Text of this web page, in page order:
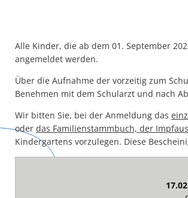
Alle Kinder, die ab dem 01. September
angemeldet werden.
Über die Aufnahme der vorzeitig zum
Benehmen mit dem Schularzt und nach
Wir bitten Sie, bei der Anmeldung das
oder das Familienstammbuch, der
Kindergartens vorzulegen. Diese